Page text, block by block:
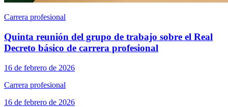
Carrera profesional
Quinta reunión del grupo de trabajo sobre el Real
Decreto básico de carrera profesional
16 de febrero de 2026
Carrera profesional
16 de febrero de 2026